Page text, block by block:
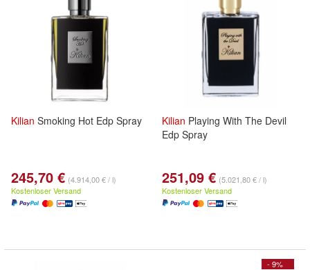
Kilian Smoking Hot Edp Spray
245,70 € (4.914,00 € / l)
Kostenloser Versand
Kilian Playing With The Devil
Edp Spray
251,09 € (5.021,80 € / l)
Kostenloser Versand
- 9%